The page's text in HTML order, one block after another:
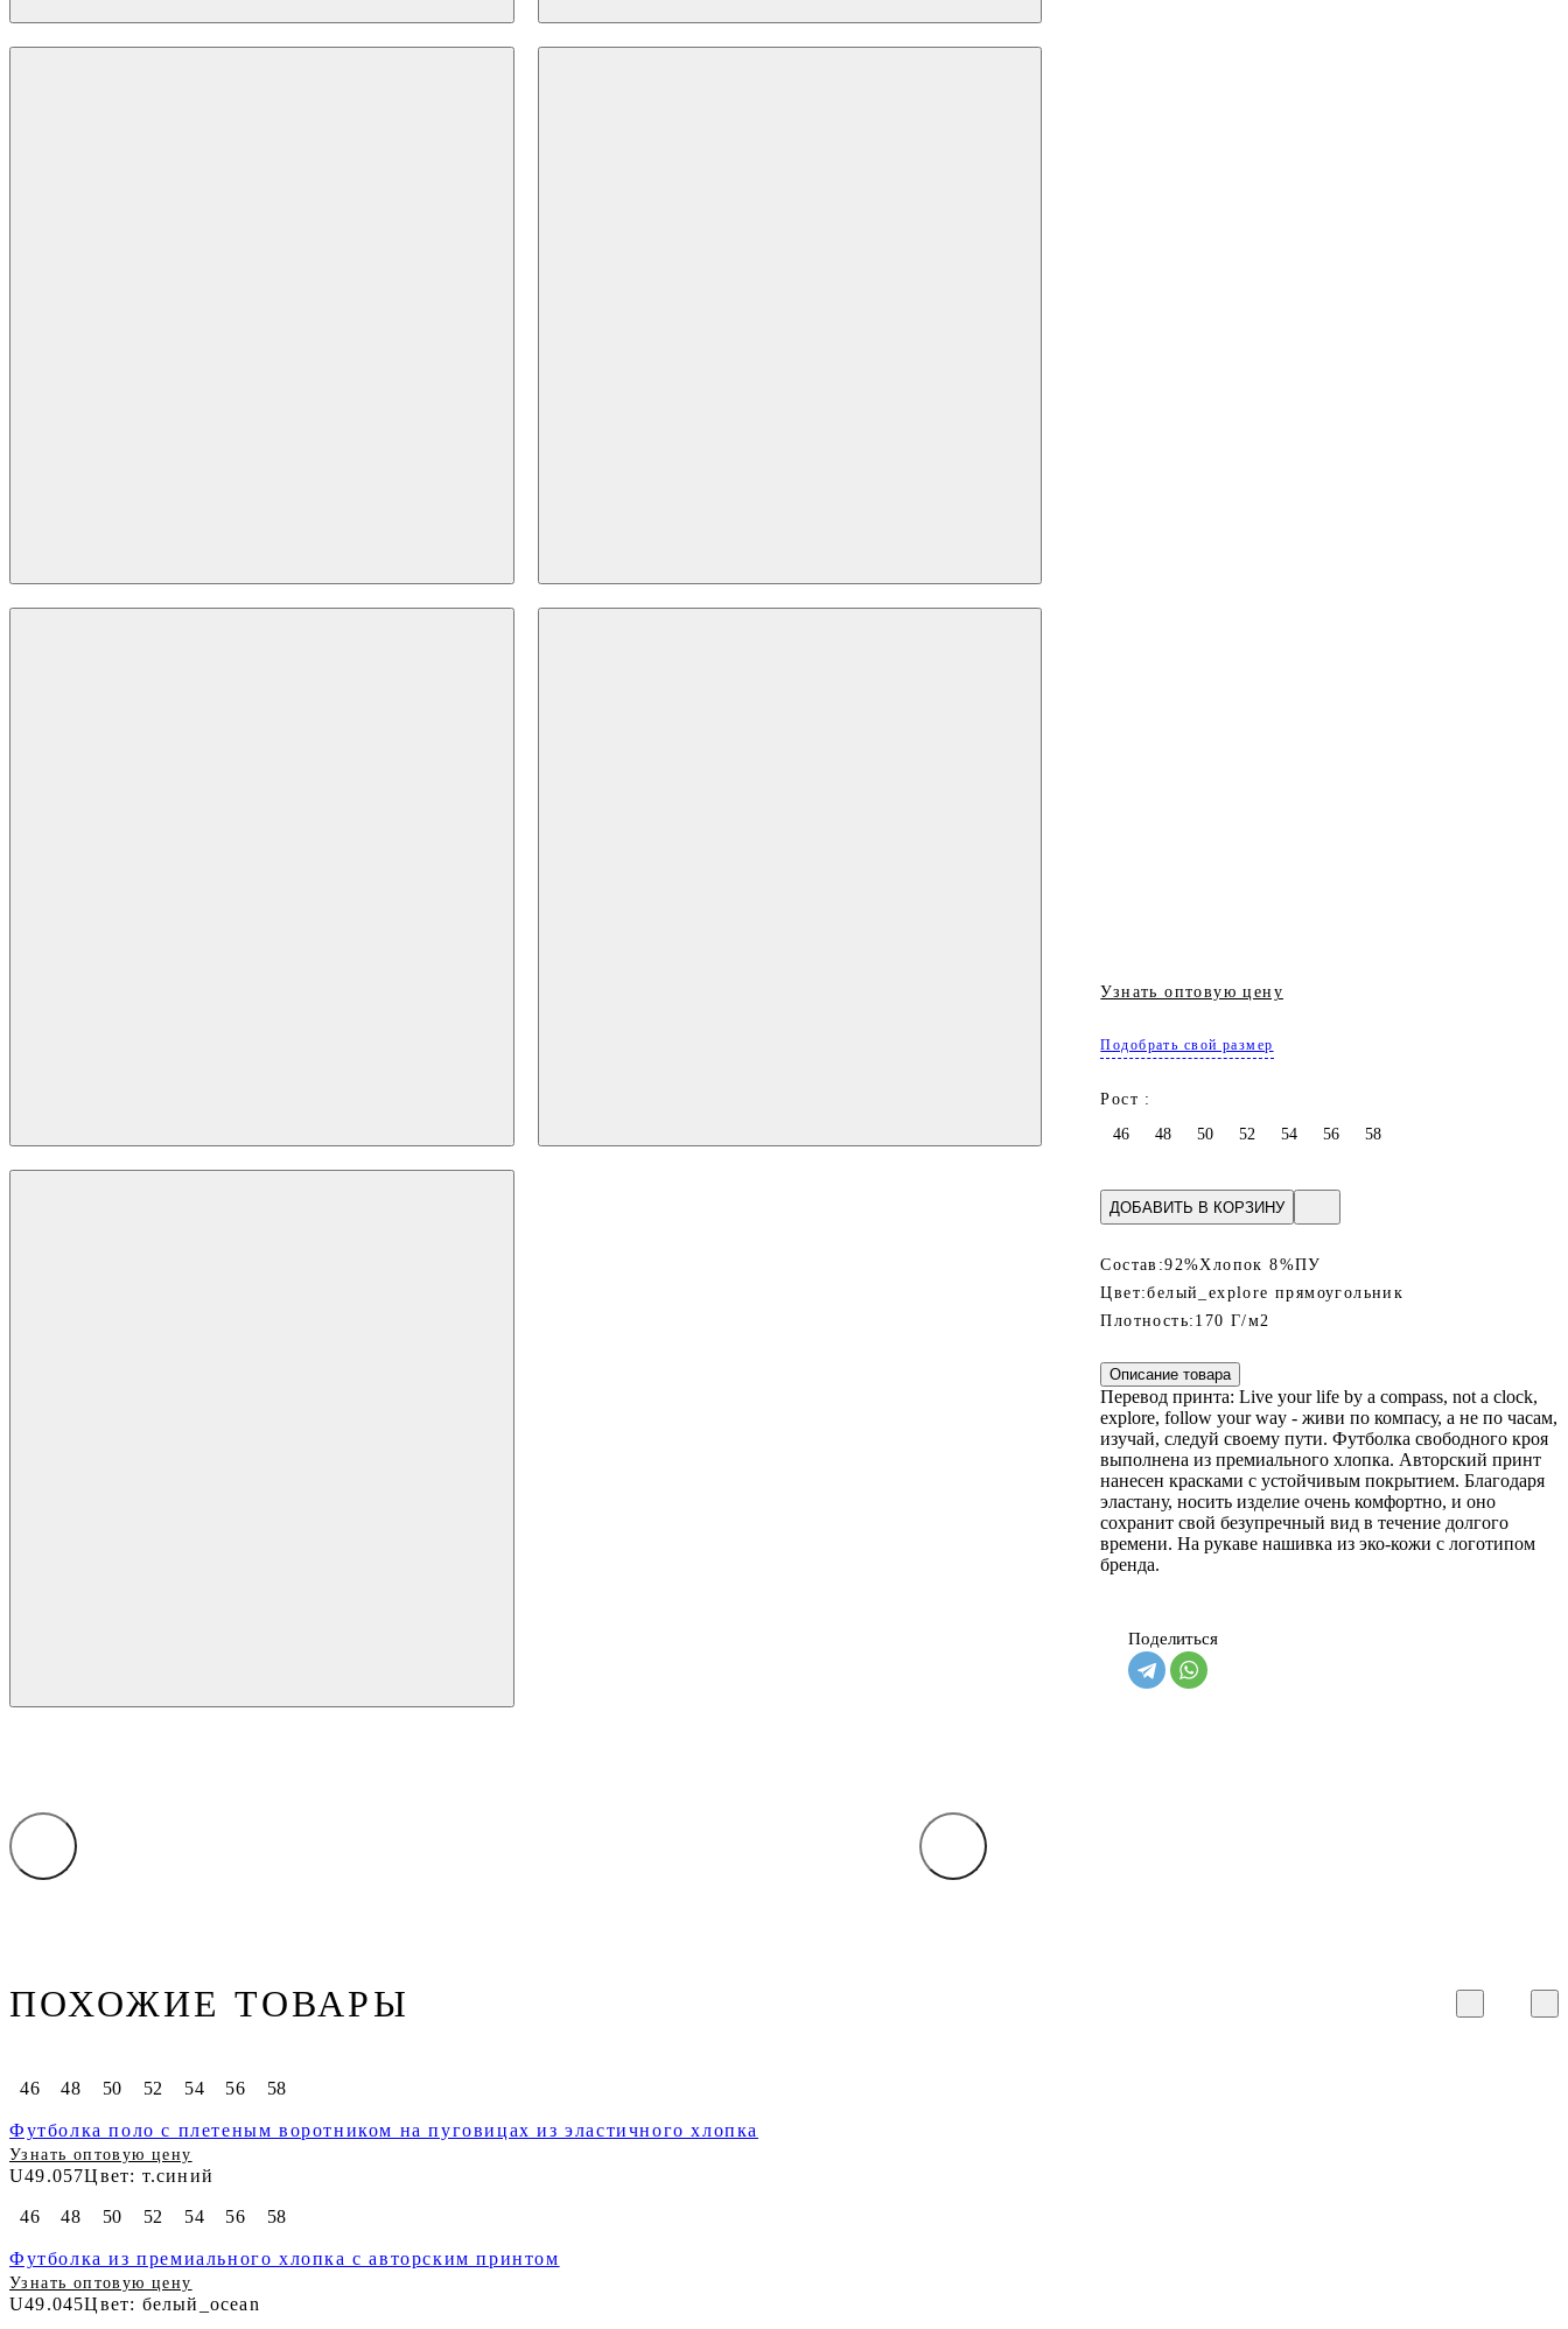
Узнать оптовую цену
Подобрать свой размер
Рост :
46
48 50 52 54 56 58
ДОБАВИТЬ В КОРЗИНУ
Состав:92%Хлопок 8%ПУ
Цвет:белый_explore прямоугольник
Плотность: 170 Г/м2
Описание товара
Перевод принта: Live your life by a compass, not a clock,
explore, follow your way - живи по компасу, а не по часам,
изучай, следуй своему пути. Футболка свободного кроя
выполнена из премиального хлопка. Авторский принт
нанесен красками с устойчивым покрытием. Благодаря
эластану, носить изделие очень комфортно, и оно
сохранит свой безупречный вид в течение долгого
времени. На рукаве нашивка из эко-кожи с логотипом
бренда.
Поделиться
ПОХОЖИЕ ТОВАРЫ
46 48 50 52 54 56 58
Футболка поло с плетеным воротником на пуговицах из эластичного хлопка
Узнать оптовую цену
U49.057Цвет: т.синий
46 48 50 52 54 56 58
Футболка из премиального хлопка с авторским принтом
Узнать оптовую цену
U49.045Цвет: белый_ocean